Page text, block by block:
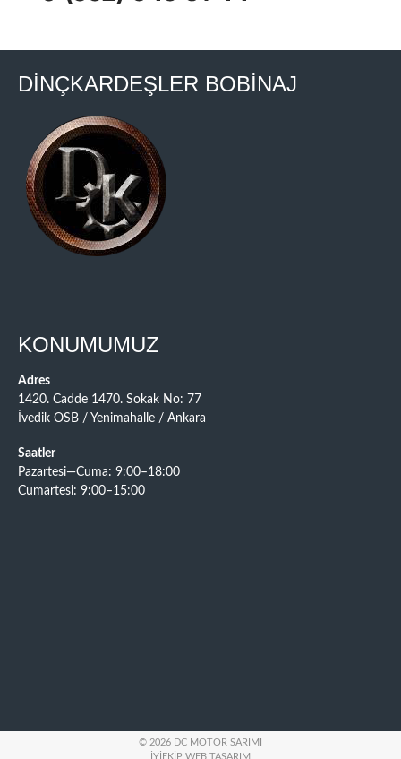
DİNÇKARDEŞLER BOBİNAJ
KONUMUMUZ
Adres
1420. Cadde 1470. Sokak No: 77
İvedik OSB / Yenimahalle / Ankara
Saatler
Pazartesi—Cuma: 9:00–18:00
Cumartesi: 9:00–15:00
© 2026 DC MOTOR SARIMI
İYIEKIP WEB TASARIM